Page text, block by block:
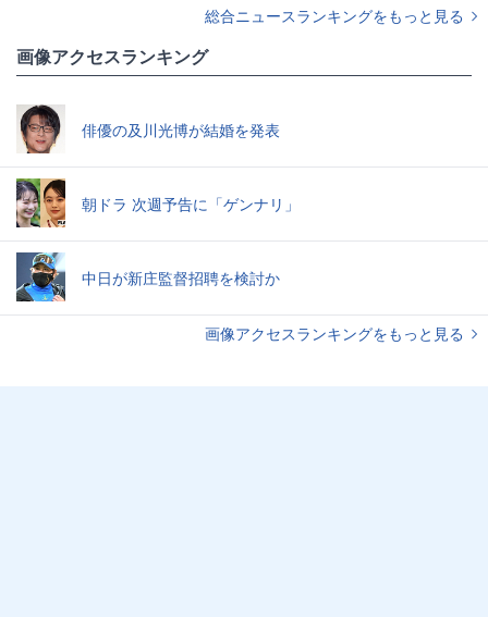
総合ニュースランキングをもっと見る
画像アクセスランキング
俳優の及川光博が結婚を発表
朝ドラ 次週予告に「ゲンナリ」
中日が新庄監督招聘を検討か
画像アクセスランキングをもっと見る